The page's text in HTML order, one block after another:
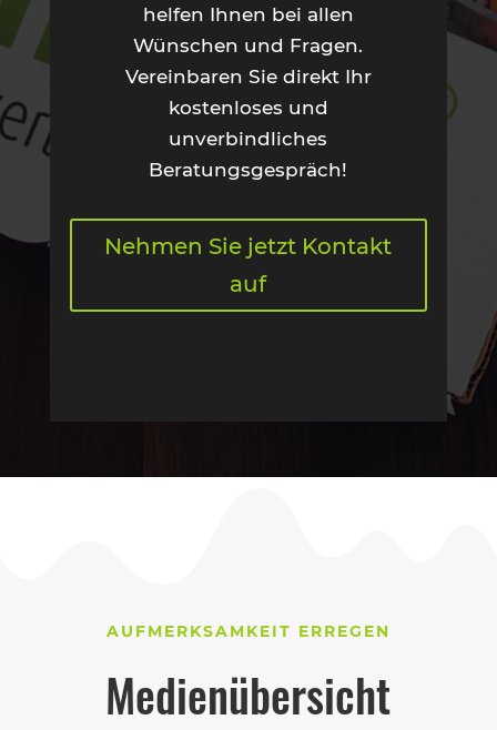
helfen Ihnen bei allen
Wünschen und Fragen.
Vereinbaren Sie direkt Ihr
kostenloses und
unverbindliches
Beratungsgespräch!
Nehmen Sie jetzt Kontakt
auf
AUFMERKSAMKEIT ERREGEN
Medienübersicht